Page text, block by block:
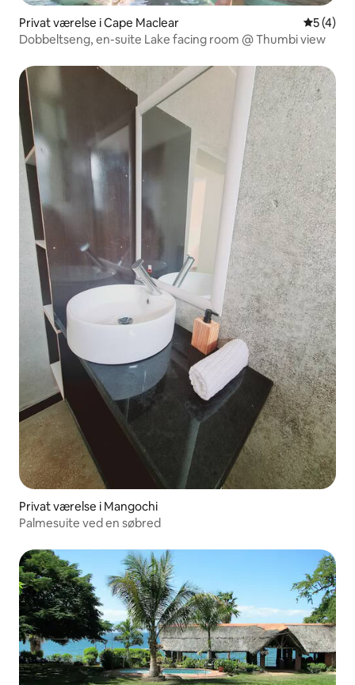
Privat værelse i Cape Maclear 5 ud af 5
5 (4)
Dobbeltseng, en-suite Lake facing room @ Thumbi view
Privat værelse i Mangochi
Palmesuite ved en søbred